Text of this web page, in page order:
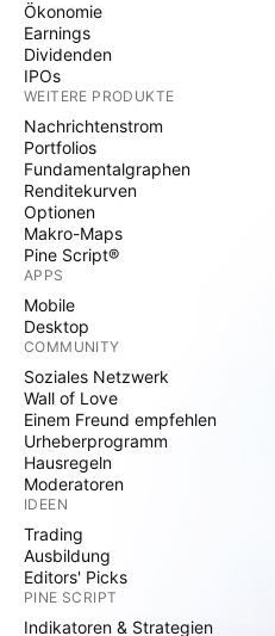
Ökonomie
Earnings
Dividenden
IPOs
WEITERE PRODUKTE
Nachrichtenstrom
Portfolios
Fundamentalgraphen
Renditekurven
Optionen
Makro-Maps
Pine Script®
APPS
Mobile
Desktop
COMMUNITY
Soziales Netzwerk
Wall of Love
Einem Freund empfehlen
Urheberprogramm
Hausregeln
Moderatoren
IDEEN
Trading
Ausbildung
Editors' Picks
PINE SCRIPT
Indikatoren & Strategien